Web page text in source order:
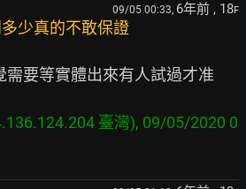
09/05 00:33, 6年前 , 18F
少真的不敢保證
需要等實體出來有人試過才准
臺灣), 09/05/2020 0